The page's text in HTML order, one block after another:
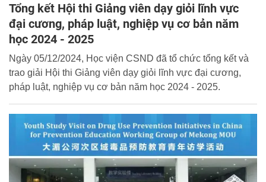
Tổng kết Hội thi Giảng viên dạy giỏi lĩnh vực
đại cương, pháp luật, nghiệp vụ cơ bản năm
học 2024 - 2025
Ngày 05/12/2024, Học viện CSND đã tổ chức tổng kết và
trao giải Hội thi Giảng viên dạy giỏi lĩnh vực đại cương,
pháp luật, nghiệp vụ cơ bản năm học 2024 - 2025.